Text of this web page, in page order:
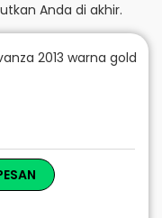
Anda di akhir.